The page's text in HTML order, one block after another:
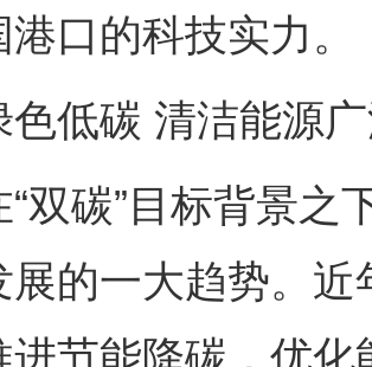
口的科技实力。
碳 清洁能源广
碳”目标背景之
展的一大趋势。
进节能降碳，优